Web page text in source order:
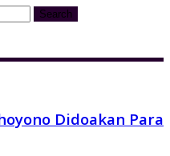
Didoakan Para